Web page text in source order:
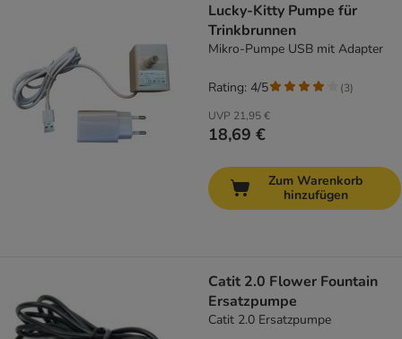
Lucky-Kitty Pumpe für
Trinkbrunnen
Mikro-Pumpe USB mit Adapter
UVP 21,95 €
18,69 €
Rating: 4/5 (3)
Zum Warenkorb
hinzufügen
Catit 2.0 Flower Fountain
Ersatzpumpe
Catit 2.0 Ersatzpumpe